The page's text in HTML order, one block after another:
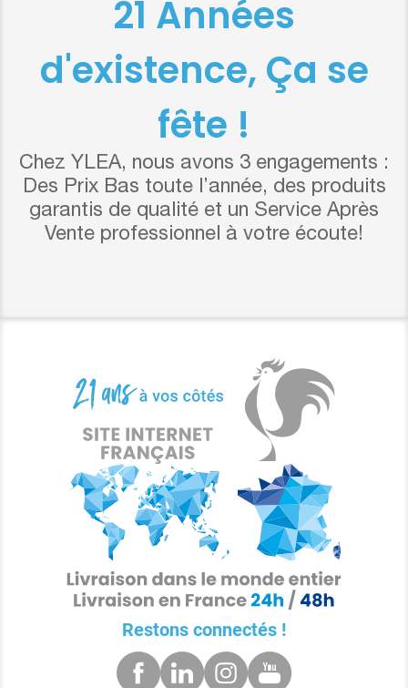
21 Années
d'existence, Ça se
fête !
Chez YLEA, nous avons 3 engagements :
Des Prix Bas toute l’année, des produits
garantis de qualité et un Service Après
Vente professionnel à votre écoute!
Restons connectés !